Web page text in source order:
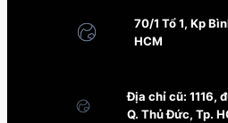
70/1 Tổ 1, Kp
HCM
Địa chỉ cũ: 1116,
Q. Thủ Đức, Tp.